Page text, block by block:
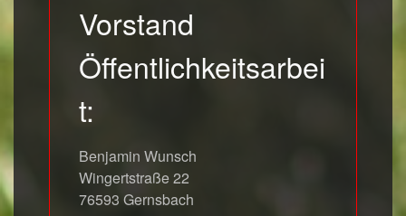
Vorstand
Öffentlichkeitsarbei
t:
Benjamin Wunsch
Wingertstraße 22
76593 Gernsbach